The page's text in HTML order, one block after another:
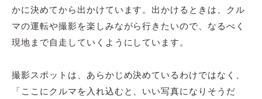
かに決めてから出かけています。出かけるときは、クル
マの運転や撮影を楽しみながら行きたいので、なるべく
現地まで自走していくようにしています。
撮影スポットは、あらかじめ決めているわけではなく、
「ここにクルマを入れ込むと、いい写真になりそうだ